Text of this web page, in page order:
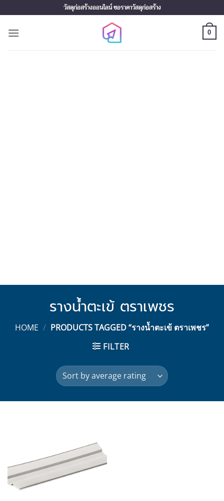
to
content
วัสดุก่อสร้างออนไลน์ ขอราคาวัสดุก่อสร้าง
0
รางน้ำตะเข้ ตราเพชร
HOME / PRODUCTS TAGGED “รางน้ำตะเข้ ตราเพชร”
FILTER